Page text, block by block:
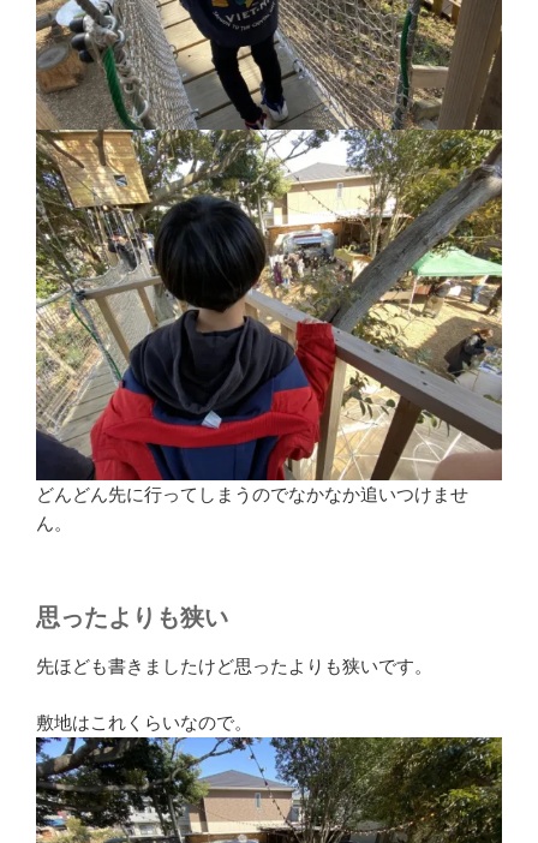
どんどん先に行ってしまうのでなかなか追いつけませ
ん。
思ったよりも狭い
先ほども書きましたけど思ったよりも狭いです。
敷地はこれくらいなので。